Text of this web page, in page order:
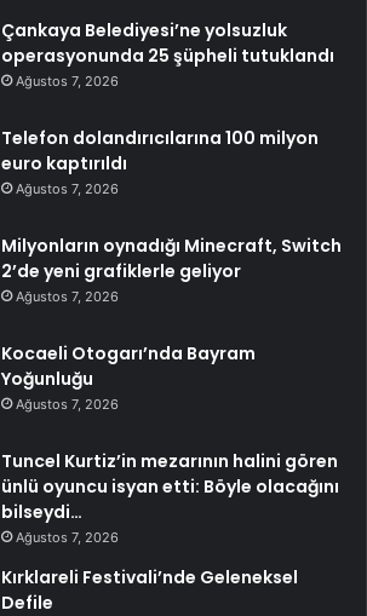
Çankaya Belediyesi’ne yolsuzluk
operasyonunda 25 şüpheli tutuklandı
Ağustos 7, 2026
Telefon dolandırıcılarına 100 milyon
euro kaptırıldı
Ağustos 7, 2026
Milyonların oynadığı Minecraft, Switch
2’de yeni grafiklerle geliyor
Ağustos 7, 2026
Kocaeli Otogarı’nda Bayram
Yoğunluğu
Ağustos 7, 2026
Tuncel Kurtiz’in mezarının halini gören
ünlü oyuncu isyan etti: Böyle olacağını
bilseydi…
Ağustos 7, 2026
Kırklareli Festivali’nde Geleneksel
Defile